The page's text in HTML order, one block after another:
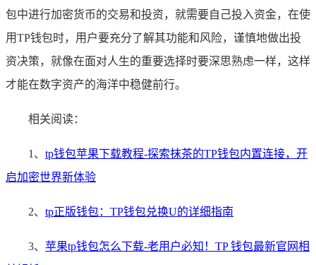
包中进行加密货币的交易和投资，就需要自己投入资金，在使
用TP钱包时，用户要充分了解其功能和风险，谨慎地做出投
资决策，就像在面对人生的重要选择时要深思熟虑一样，这样
才能在数字资产的海洋中稳健前行。
相关阅读：
1、 tp钱包苹果下载教程-探索抹茶的TP钱包内置连接，开
启加密世界新体验
2、 tp正版钱包：TP钱包兑换U的详细指南
3、 苹果tp钱包怎么下载-老用户必知！TP 钱包最新官网相